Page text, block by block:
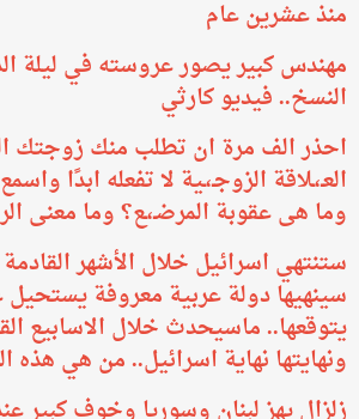
منذ عشرين عام
مهندس كبير يصور عروسته في ليلة
النسخ.. فيديو كارثي
احذر الف مرة ان تطلب منك زوجتك
العـ،ـلاقة الزوجـ،ـية لا تفعله ابدًا
وما هى عقوبة المرضـ،ـع؟ وما معنى
ستنتهي اسرائيل خلال الأشهر
سينهيها دولة عربية معروفة
يتوقعها.. ماسيحدث خلال الاسابيع
ونهايتها نهاية اسرائيل.. من هي هذه